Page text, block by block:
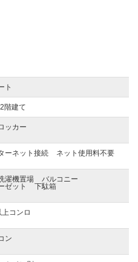
ト
階建て
ッカー
ーネット接続 ネット使用料不要
濯機置場
バルコニー
ゼット
下駄箱
コンロ
ン